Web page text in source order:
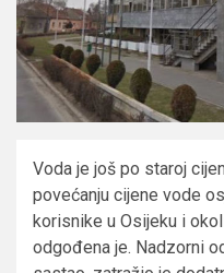
Voda je još po staroj
povećanju cijene vode
korisnike u Osijeku i
odgođena je. Nadzorni